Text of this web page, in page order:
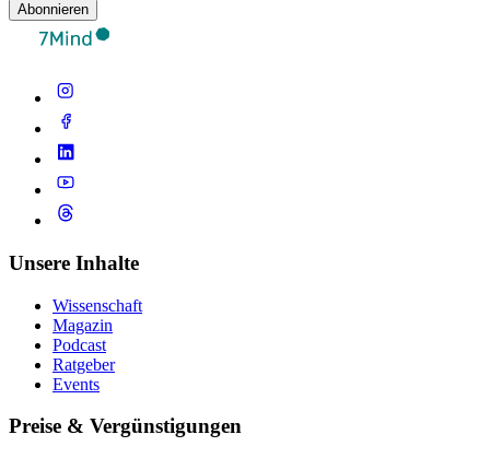
Abonnieren
Unsere Inhalte
Wissenschaft
Magazin
Podcast
Ratgeber
Events
Preise & Vergünstigungen